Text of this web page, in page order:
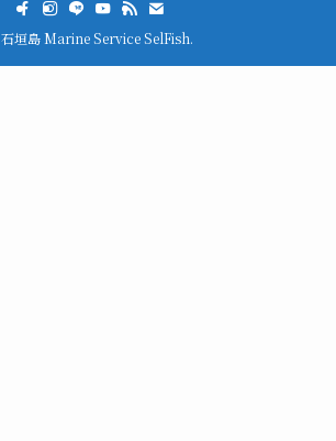
石垣島 Marine Service SelFish.